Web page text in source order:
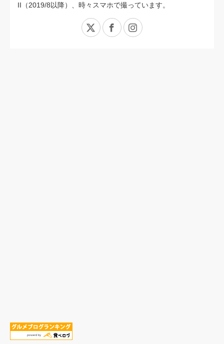
II（2019/8以降）、時々スマホで撮っています。
X FacebookInstagram